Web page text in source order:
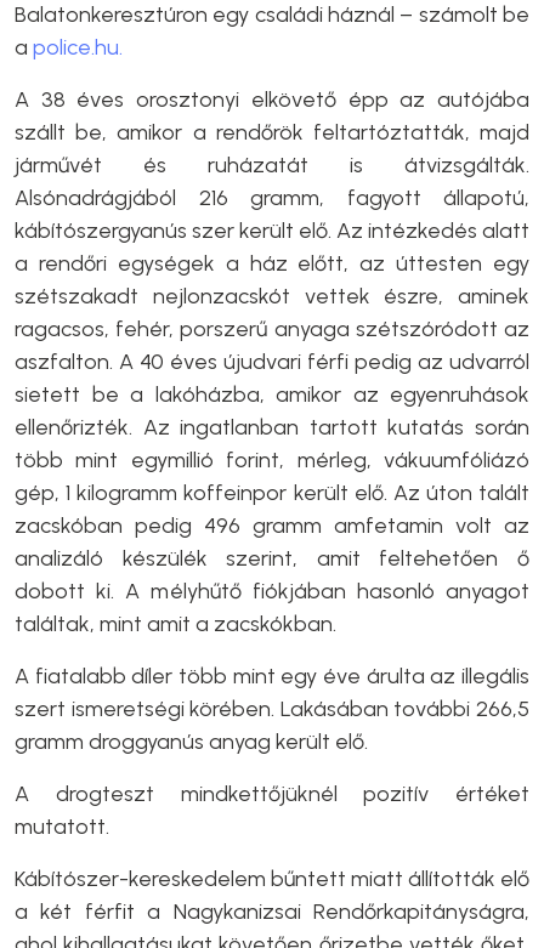
Balatonkeresztúron egy családi háznál – számolt be
a police.hu.
A 38 éves orosztonyi elkövető épp az autójába
szállt be, amikor a rendőrök feltartóztatták, majd
járművét és ruházatát is átvizsgálták.
Alsónadrágjából 216 gramm, fagyott állapotú,
kábítószergyanús szer került elő. Az intézkedés alatt
a rendőri egységek a ház előtt, az úttesten egy
szétszakadt nejlonzacskót vettek észre, aminek
ragacsos, fehér, porszerű anyaga szétszóródott az
aszfalton. A 40 éves újudvari férfi pedig az udvarról
sietett be a lakóházba, amikor az egyenruhások
ellenőrizték. Az ingatlanban tartott kutatás során
több mint egymillió forint, mérleg, vákuumfóliázó
gép, 1 kilogramm koffeinpor került elő. Az úton talált
zacskóban pedig 496 gramm amfetamin volt az
analizáló készülék szerint, amit feltehetően ő
dobott ki. A mélyhűtő fiókjában hasonló anyagot
találtak, mint amit a zacskókban.
A fiatalabb díler több mint egy éve árulta az illegális
szert ismeretségi körében. Lakásában további 266,5
gramm droggyanús anyag került elő.
A drogteszt mindkettőjüknél pozitív értéket
mutatott.
Kábítószer-kereskedelem bűntett miatt állították elő
a két férfit a Nagykanizsai Rendőrkapitányságra,